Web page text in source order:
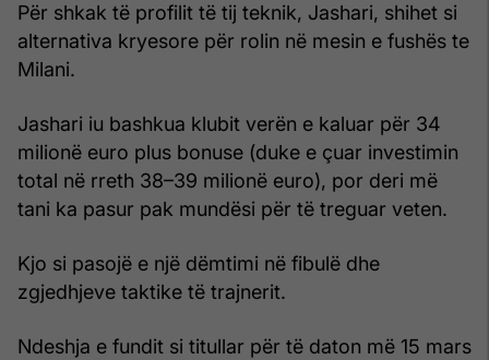
Për shkak të profilit të tij teknik, Jashari, shihet si
alternativa kryesore për rolin në mesin e fushës te
Milani.
Jashari iu bashkua klubit verën e kaluar për 34
milionë euro plus bonuse (duke e çuar investimin
total në rreth 38–39 milionë euro), por deri më
tani ka pasur pak mundësi për të treguar veten.
Kjo si pasojë e një dëmtimi në fibulë dhe
zgjedhjeve taktike të trajnerit.
Ndeshja e fundit si titullar për të daton më 15 mars